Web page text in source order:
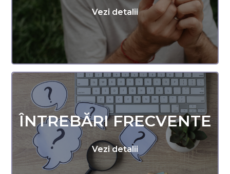
Vezi detalii
ÎNTREBĂRI FRECVENTE
Vezi detalii